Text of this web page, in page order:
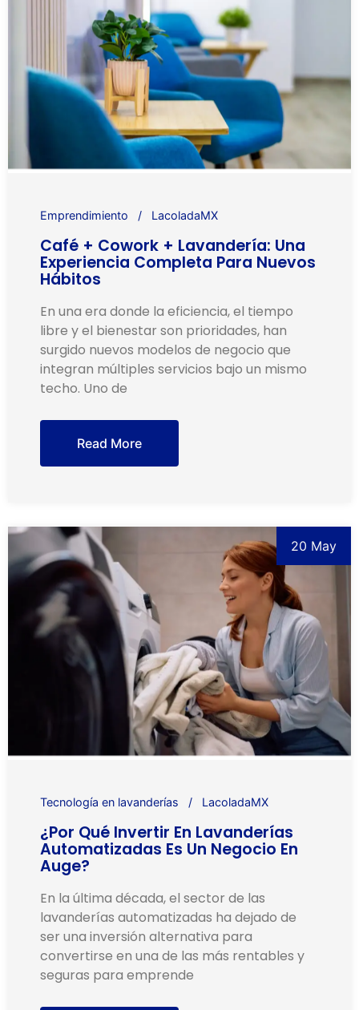
Emprendimiento LacoladaMX
Café + Cowork + Lavandería: Una
Experiencia Completa Para Nuevos
Hábitos
En una era donde la eficiencia, el tiempo
libre y el bienestar son prioridades, han
surgido nuevos modelos de negocio que
integran múltiples servicios bajo un mismo
techo. Uno de
Read More
20 May
Tecnología en lavanderías LacoladaMX
¿Por Qué Invertir En Lavanderías
Automatizadas Es Un Negocio En
Auge?
En la última década, el sector de las
lavanderías automatizadas ha dejado de
ser una inversión alternativa para
convertirse en una de las más rentables y
seguras para emprende